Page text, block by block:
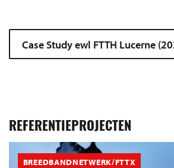
Case Study ewl FTTH Lucerne
REFERENTIEPROJECTEN
BREEDBANDNETWERK/FTTX